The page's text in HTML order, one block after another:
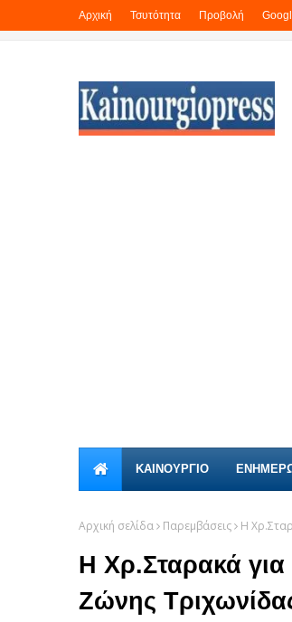
Αρχική Τσυτότητα Προβολή
ΚΑΙΝΟΎΡΓΙΟ
Αρχική σελίδα Παρεμβάσεις Η
Η Χρ.Σταρακά για
Ζώνης